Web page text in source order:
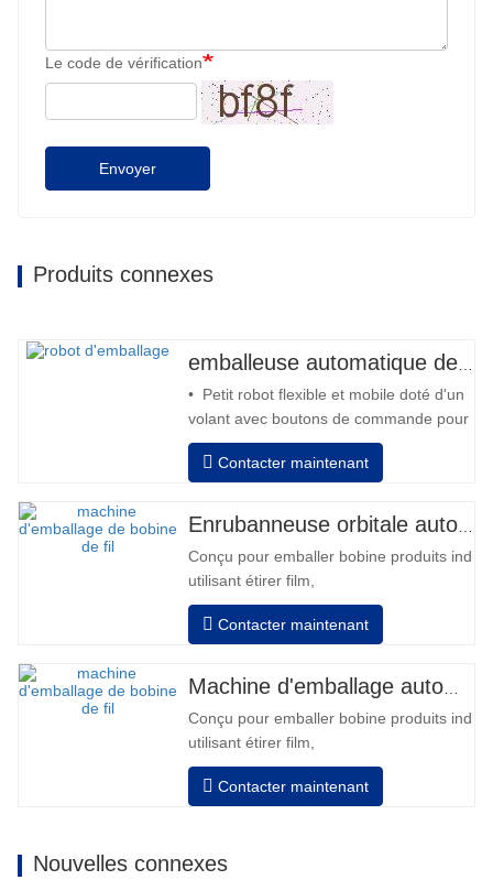
Le code de vérification
Envoyer
Produits connexes
• Petit robot flexible et mobile doté d'un
volant avec boutons de commande pour
l'avant et l'arrière • Fonctionnement
hors colonne • 2 batteries 12V / 110 Ah
batterie pleine 120-130 palettes •
automatique, temps de…
Contacter maintenant
Conçu pour emballer bobine produits
utilisant étirer film,
Auto positionnement après fini emballage
Les tours révolutions, vitesse, étirement
Pneumatique haut plateau pour appuyer
Manuel changement film, équipé avec
Contacter maintenant
Conçu pour emballer bobine produits
utilisant étirer film,
Auto positionnement après fini emballage
Les tours révolutions, vitesse, étirement
Manuel changement film, équipé avec
Contacter maintenant
Nouvelles connexes